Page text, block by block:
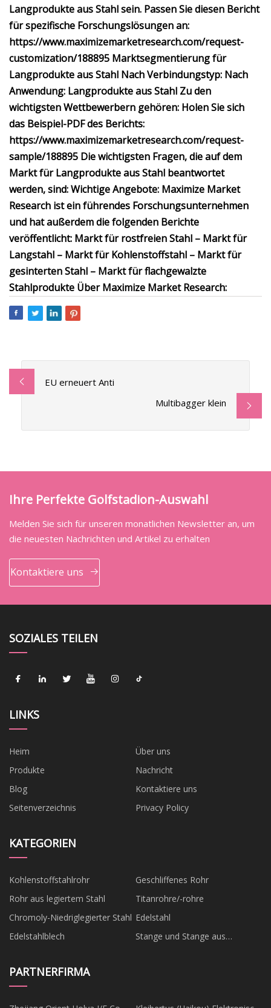
Langprodukte aus Stahl sein. Passen Sie diesen Bericht
für spezifische Forschungslösungen an:
https://www.maximizemarketresearch.com/request-
customization/188895 Marktsegmentierung für
Langprodukte aus Stahl Nach Verbindungstyp: Nach
Anwendung: Langprodukte aus Stahl Zu den
wichtigsten Wettbewerbern gehören: Holen Sie sich
das Beispiel-PDF des Berichts:
https://www.maximizemarketresearch.com/request-
sample/188895 Die wichtigsten Fragen, die auf dem
Markt für Langprodukte aus Stahl beantwortet
werden, sind: Wichtige Angebote: Maximize Market
Research ist ein führendes Forschungsunternehmen
und hat außerdem die folgenden Berichte
veröffentlicht: Markt für rostfreien Stahl – Markt für
Langstahl – Markt für Kohlenstoffstahl – Markt für
gesinterten Stahl – Markt für flachgewalzte
Stahlprodukte Über Maximize Market Research:
EU erneuert Anti
Multibagger klein
Ihre Perfekte Golfstadion-Auswahl
Melden Sie sich für unseren monatlichen Newsletter an, um
die neuesten Nachrichten und Artikel zu erhalten
Kontaktiere uns
SOZIALES TEILEN
LINKS
Heim
Über uns
Produkte
Nachricht
Blog
Kontaktiere uns
Seitenverzeichnis
Privacy Policy
KATEGORIEN
Kohlenstoffstahlrohr
Geschliffenes Rohr
Rohr aus legiertem Stahl
Titanrohre/-rohre
Chromoly-Niedriglegierter Stahl Edelstahl
Edelstahlblech
Stange und Stange aus
PARTNERFIRMA